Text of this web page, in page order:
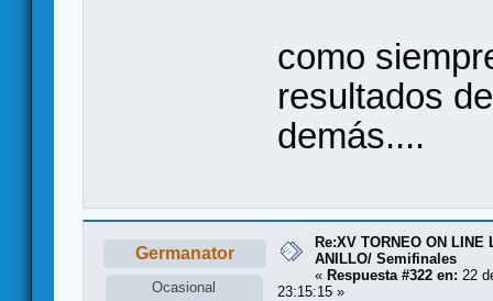
como
resultados
demás....
Germanator
Ocasional
Re:XV TORNEO ON LINE
ANILLO/ Semifinales
« Respuesta #322 en: 22
23:15:15 »